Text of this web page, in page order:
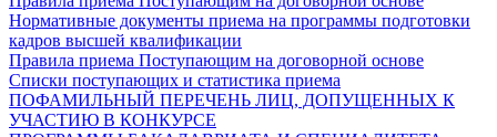
Нормативные документы приема на программы подготовки
кадров высшей квалификации
Правила приема Поступающим на договорной основе
Списки поступающих и статистика приема
ПОФАМИЛЬНЫЙ ПЕРЕЧЕНЬ ЛИЦ, ДОПУЩЕННЫХ К
УЧАСТИЮ В КОНКУРСЕ